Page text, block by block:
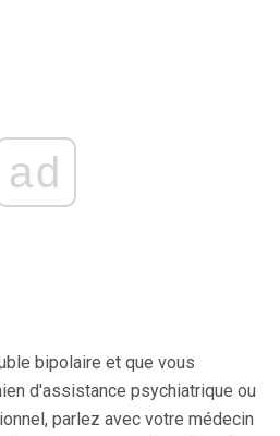
ad
bipolaire et que vous
d'assistance psychiatrique ou
parlez avec votre médecin